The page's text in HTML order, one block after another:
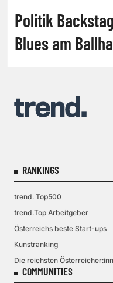
Politik
Blues am
RANKINGS
trend. Top500
trend.Top Arbeitgeber
Österreichs beste Start-ups
Kunstranking
Die reichsten
COMMUNITIES